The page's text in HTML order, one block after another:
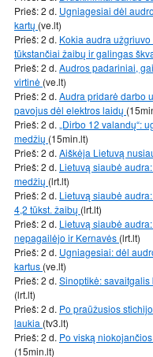
Prieš: 2 d. Ugniagesiai dėl
kartų (ve.lt)
Prieš: 2 d. Kokia audra
tūkstančiai žaibų ir galingas
Prieš: 2 d. Audros padariniai,
virtinė (ve.lt)
Prieš: 2 d. Audra pridarė darbo
pavojus dėl elektros laidų
Prieš: 2 d. „Dirbo 12 valandų“:
medžių (15min.lt)
Prieš: 2 d. Aiškėja Lietuvą
Prieš: 2 d. Lietuvą siaubė
medžių (lrt.lt)
Prieš: 2 d. Lietuvą siaubė
4,2 tūkst. žaibų (lrt.lt)
Prieš: 2 d. Lietuvą siaubė
nepagailėjo ir Kernavės (lrt.lt)
Prieš: 2 d. Ugniagesiai: dėl
kartus (ve.lt)
Prieš: 2 d. Sinoptikė:
(lrt.lt)
Prieš: 2 d. Po praūžusios
laukia (tv3.lt)
Prieš: 2 d. Po viską
(15min.lt)